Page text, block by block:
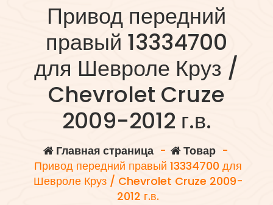
Привод передний
правый 13334700
для Шевроле Круз /
Chevrolet Cruze
2009-2012 г.в.
Главная страница- Товар-
Привод передний правый 13334700 для
Шевроле Круз / Chevrolet Cruze 2009-
2012 г.в.